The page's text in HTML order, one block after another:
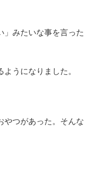
」みたいな事を言った
うになりました。
やつがあった。そんな